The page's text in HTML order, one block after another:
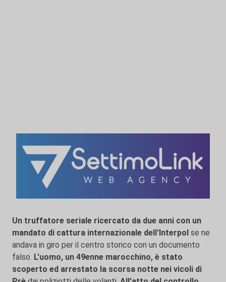
Un truffatore seriale ricercato da due anni con un
mandato di cattura internazionale dell'Interpol se ne
andava in giro per il centro storico con un documento
falso. L'uomo, un 49enne marocchino, è stato
scoperto ed arrestato la scorsa notte nei vicoli di